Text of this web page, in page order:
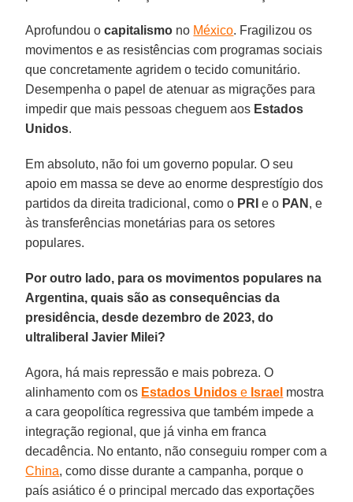
Aprofundou ocapitalismo no México. Fragilizou os
movimentos e as resistências com programas sociais
que concretamente agridem o tecido comunitário.
Desempenha o papel de atenuar as migrações para
impedir que mais pessoas cheguem aos Estados
Unidos.
Em absoluto, não foi um governo popular. O seu
apoio em massa se deve ao enorme desprestígio dos
partidos da direita tradicional, como o PRI e o PAN , e
às transferências monetárias para os setores
populares.
Por outro lado, para os movimentos populares na
Argentina, quais são as consequências da
presidência, desde dezembro de 2023, do
ultraliberal Javier Milei?
Agora, há mais repressão e mais pobreza. O
alinhamento com os Estados Unidos e Israel mostra
a cara geopolítica regressiva que também impede a
integração regional, que já vinha em franca
decadência. No entanto, não conseguiu romper com a
China, como disse durante a campanha, porque o
país asiático é o principal mercado das exportações